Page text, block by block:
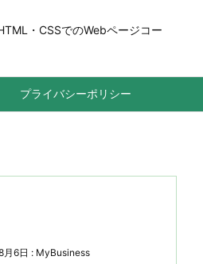
・CSSでのWebページコー
プライバシーポリシー
月6日 : MyBusiness